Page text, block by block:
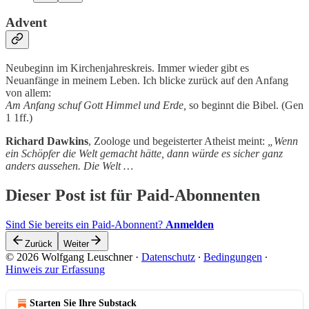
Advent
Neubeginn im Kirchenjahreskreis. Immer wieder gibt es
Neuanfänge in meinem Leben. Ich blicke zurück auf den Anfang
von allem:
Am Anfang schuf Gott Himmel und Erde, so beginnt die Bibel. (Gen
1 1ff.)
Richard Dawkins, Zoologe und begeisterter Atheist meint:
„Wenn
ein Schöpfer die Welt gemacht hätte, dann würde es sicher ganz
anders aussehen. Die Welt …
Dieser Post ist für Paid-Abonnenten
Sind Sie bereits ein Paid-Abonnent? Anmelden
Zurück Weiter
© 2026 Wolfgang Leuschner· Datenschutz ∙ Bedingungen ∙
Hinweis zur Erfassung
Starten Sie Ihre Substack